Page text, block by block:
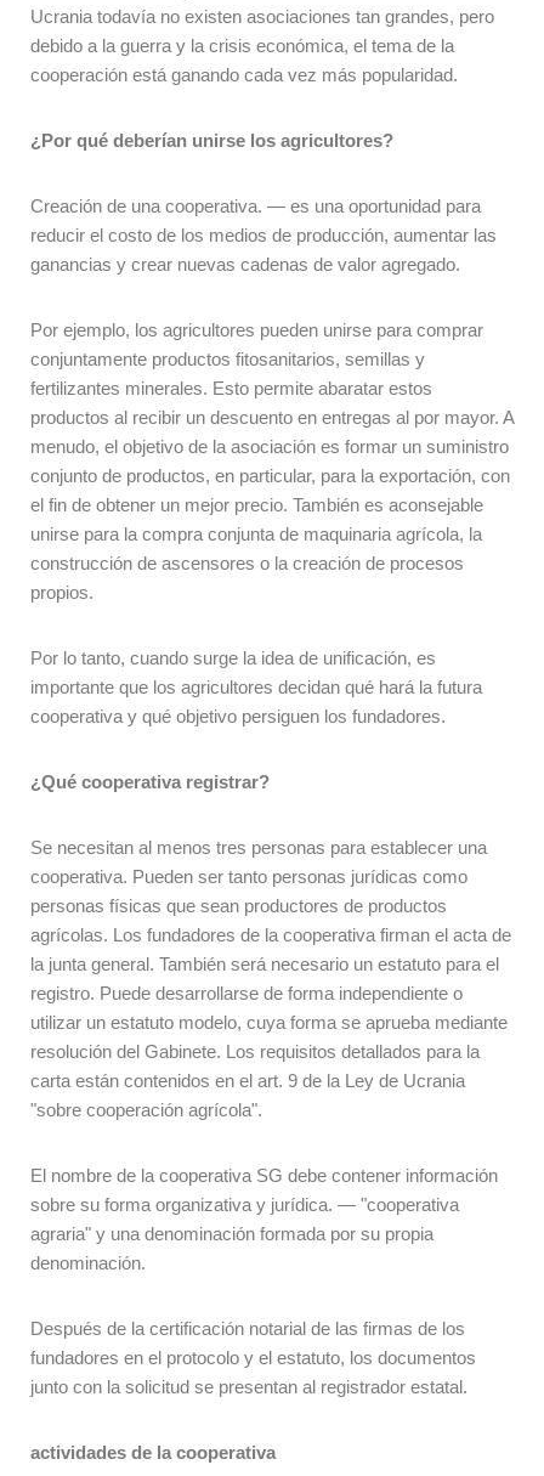
Ucrania todavía no existen asociaciones tan grandes, pero
debido a la guerra y la crisis económica, el tema de la
cooperación está ganando cada vez más popularidad.
¿Por qué deberían unirse los agricultores?
Creación de una cooperativa. — es una oportunidad para
reducir el costo de los medios de producción, aumentar las
ganancias y crear nuevas cadenas de valor agregado.
Por ejemplo, los agricultores pueden unirse para comprar
conjuntamente productos fitosanitarios, semillas y
fertilizantes minerales. Esto permite abaratar estos
productos al recibir un descuento en entregas al por mayor. A
menudo, el objetivo de la asociación es formar un suministro
conjunto de productos, en particular, para la exportación, con
el fin de obtener un mejor precio. También es aconsejable
unirse para la compra conjunta de maquinaria agrícola, la
construcción de ascensores o la creación de procesos
propios.
Por lo tanto, cuando surge la idea de unificación, es
importante que los agricultores decidan qué hará la futura
cooperativa y qué objetivo persiguen los fundadores.
¿Qué cooperativa registrar?
Se necesitan al menos tres personas para establecer una
cooperativa. Pueden ser tanto personas jurídicas como
personas físicas que sean productores de productos
agrícolas. Los fundadores de la cooperativa firman el acta de
la junta general. También será necesario un estatuto para el
registro. Puede desarrollarse de forma independiente o
utilizar un estatuto modelo, cuya forma se aprueba mediante
resolución del Gabinete. Los requisitos detallados para la
carta están contenidos en el art. 9 de la Ley de Ucrania
"sobre cooperación agrícola".
El nombre de la cooperativa SG debe contener información
sobre su forma organizativa y jurídica. — "cooperativa
agraria" y una denominación formada por su propia
denominación.
Después de la certificación notarial de las firmas de los
fundadores en el protocolo y el estatuto, los documentos
junto con la solicitud se presentan al registrador estatal.
actividades de la cooperativa